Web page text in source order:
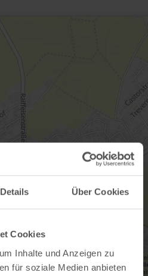
Details Über Cookies
Cookies
Inhalte und Anzeigen zu
für soziale Medien anbieten